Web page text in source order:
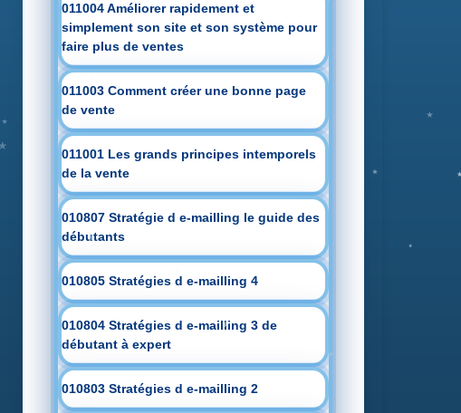
011004 Améliorer rapidement et
simplement son site et son système pour
faire plus de ventes
011003 Comment créer une bonne page
de vente
011001 Les grands principes intemporels
de la vente
010807 Stratégie d e-mailling le guide des
débutants
010805 Stratégies d e-mailling 4
010804 Stratégies d e-mailling 3 de
débutant à expert
010803 Stratégies d e-mailling 2